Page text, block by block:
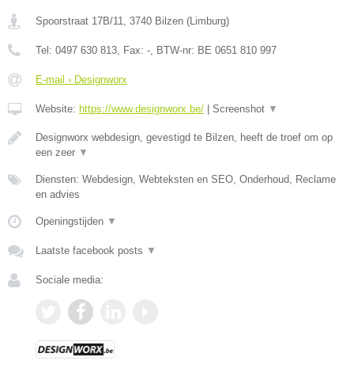
Spoorstraat 17B/11, 3740 Bilzen (Limburg)
Tel: 0497 630 813, Fax: -, BTW-nr: BE 0651 810 997
E-mail › Designworx
Website: https://www.designworx.be/ Screenshot ▼
Designworx webdesign, gevestigd te Bilzen, heeft de troef om op
een zeer ▼
Diensten: Webdesign, Webteksten en SEO, Onderhoud, Reclame
en advies
Openingstijden ▼
Laatste facebook posts ▼
Sociale media: